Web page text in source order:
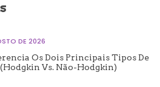
DE 2026
Os Dois Principais Tipos De
Vs. Não-Hodgkin)